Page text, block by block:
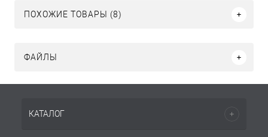
ПОХОЖИЕ ТОВАРЫ (8)
ФАЙЛЫ
КАТАЛОГ